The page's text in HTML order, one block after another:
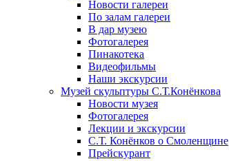
Новости галереи
По залам галереи
В дар музею
Фотогалерея
Пинакотека
Видеофильмы
Наши экскурсии
Музей скульптуры С.Т.Конёнкова
Новости музея
Фотогалерея
Лекции и экскурсии
С.Т. Конёнков о Смоленщине
Прейскурант